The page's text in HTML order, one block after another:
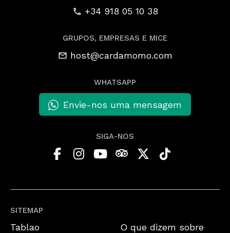
SITEMAP
Tablao
O que dizem sobre
+34 918 05 10 38
GRUPOS, EMPRESAS E MICE
host@cardamomo.com
WHATSAPP
Envie-nos uma mensagem
SIGA-NOS